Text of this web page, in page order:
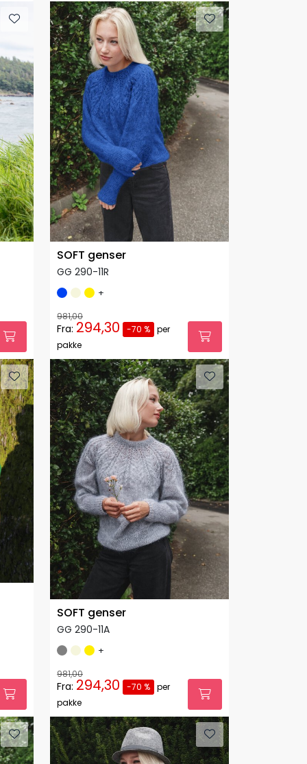
SOFT genser
GG 290-11R
+
981,00
Fra: 294,30 -70 % per
pakke
SOFT genser
GG 290-11A
+
981,00
Fra: 294,30 -70 % per
pakke